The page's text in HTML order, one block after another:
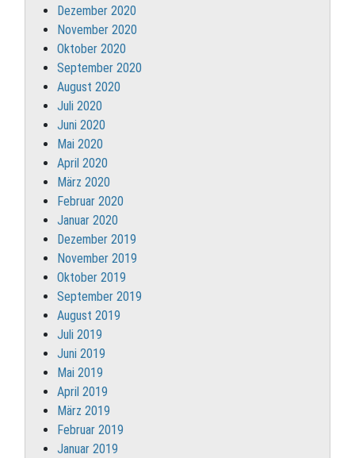
Dezember 2020
November 2020
Oktober 2020
September 2020
August 2020
Juli 2020
Juni 2020
Mai 2020
April 2020
März 2020
Februar 2020
Januar 2020
Dezember 2019
November 2019
Oktober 2019
September 2019
August 2019
Juli 2019
Juni 2019
Mai 2019
April 2019
März 2019
Februar 2019
Januar 2019